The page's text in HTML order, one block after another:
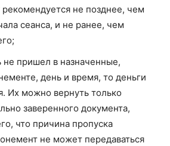
не позднее, чем
сеанса, и не ранее, чем
не пришел в назначенные,
день и время, то деньги
Их можно вернуть только
заверенного документа,
что причина пропуска
не может передаваться